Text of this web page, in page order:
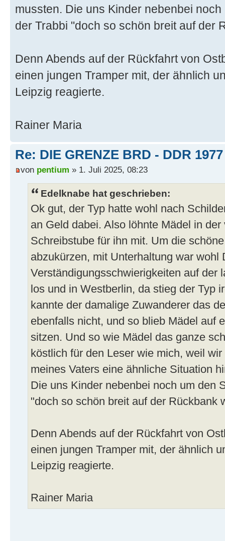
mussten. Die uns Kinder nebenbei
der Trabbi "doch so schön breit auf der
Denn Abends auf der Rückfahrt von
einen jungen Tramper mit, der ähnlich
Leipzig reagierte.
Rainer Maria
Re: DIE GRENZE BRD - DDR
von pentium » 1. Juli 2025, 08:23
Edelknabe hat geschrieben:
Ok gut, der Typ hatte wohl nach
an Geld dabei. Also löhnte Mädel in
Schreibstube für ihn mit. Um die
abzukürzen, mit Unterhaltung war wohl
Verständigungsschwierigkeiten auf der
los und in Westberlin, da stieg der Typ
kannte der damalige Zuwanderer das
ebenfalls nicht, und so blieb Mädel auf
sitzen. Und so wie Mädel das ganze
köstlich für den Leser wie mich, weil
meines Vaters eine ähnliche Situation
Die uns Kinder nebenbei noch um den
"doch so schön breit auf der Rückbank
Denn Abends auf der Rückfahrt von
einen jungen Tramper mit, der ähnlich
Leipzig reagierte.
Rainer Maria